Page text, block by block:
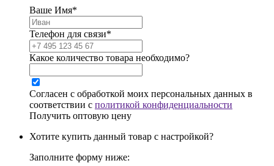
Ваше Имя*
Телефон для связи*
Какое количество товара необходимо?
Согласен с обработкой моих персональных данных в
соответствии с политикой конфиденциальности
Получить оптовую цену
Хотите купить данный товар с настройкой?
Заполните форму ниже: